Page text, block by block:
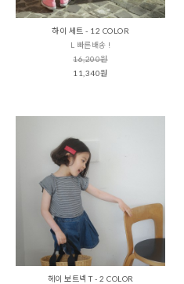
하이 세트 - 12 COLOR
L 빠른배송 !
16,200원
11,340원
헤이 보트넥 T - 2 COLOR